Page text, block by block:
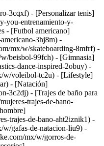
3cqxf) - [Personalizar tenis]
you-entrenamiento-y-
- [Futbol americano]
3hj8m) -
mx/w/skateboarding-8mfrf) -
beisbol-99fch) - [Gimnasia]
dance-inspired-2obuy) -
w/voleibol-tc2u) - [Lifestyle]
- [Natación]
3c2dj) - [Trajes de baño para
trajes-de-bano-
trajes-de-bano-aht2iznik1) -
gafas-de-natacion-liu9) -
mx/w/gorros-de-